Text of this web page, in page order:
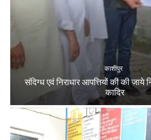
काशीपुर
संदिग्ध एवं निराधार आपत्तियों की की जाये
कादिर